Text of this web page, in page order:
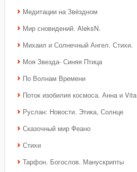
Медитации на Звёздном
Мир сновидений. AleksN.
Михаил и Солнечный Ангел. Стихи.
Моя Звезда- Синяя Птица
По Волнам Времени
Поток изобилия космоса. Анна и Vita
Руслан: Новости. Этика, Солнце
Сказочный мир Феано
Стихи
Тарфон. Богослов. Манускрипты